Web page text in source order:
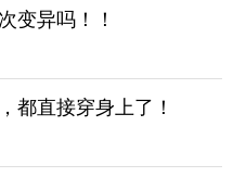
变异吗！！
都直接穿身上了！